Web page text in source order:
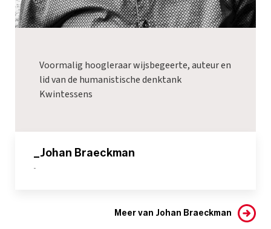
Voormalig hoogleraar wijsbegeerte, auteur en
lid van de humanistische denktank
Kwintessens
_Johan Braeckman
-
Meer van Johan Braeckman